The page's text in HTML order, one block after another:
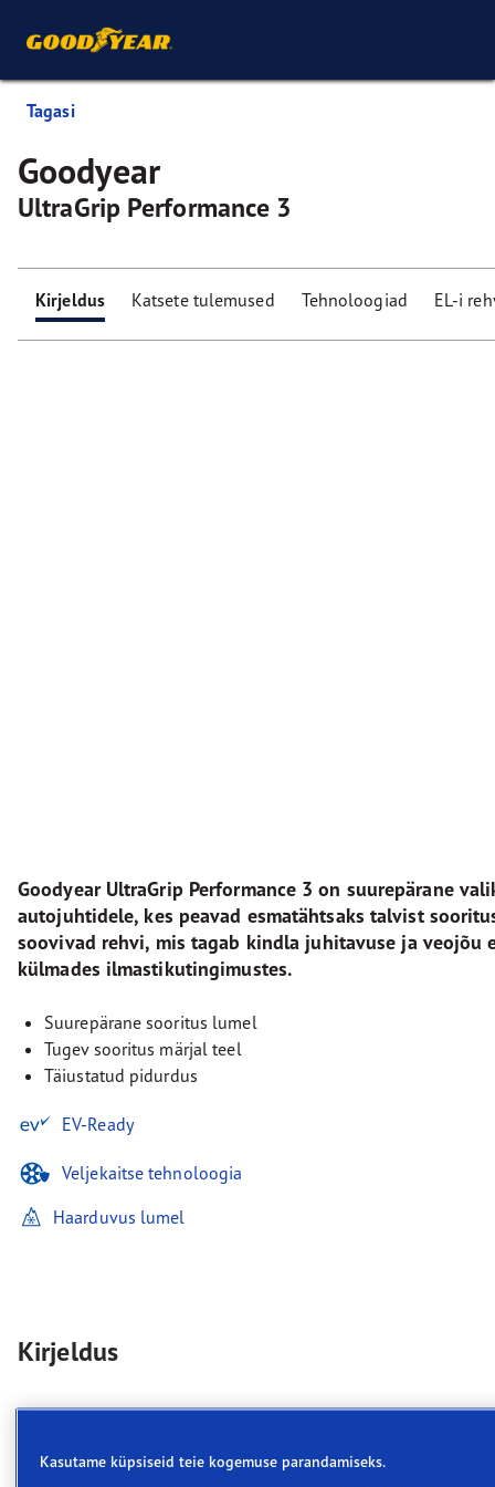
Tagasi
Goodyear
UltraGrip Performance 3
Kirjeldus Katsete tulemused Tehnoloogiad EL-i
Goodyear UltraGrip Performance 3 on suurepärane
autojuhtidele, kes peavad esmatähtsaks talvist
soovivad rehvi, mis tagab kindla juhitavuse ja veojõu
külmades ilmastikutingimustes.
Suurepärane sooritus lumel
Tugev sooritus märjal teel
Täiustatud pidurdus
EV-Ready
Veljekaitse tehnoloogia
Haarduvus lumel
Kirjeldus
on suurepärane valik
Kasutame küpsiseid teie kogemuse parandamiseks.